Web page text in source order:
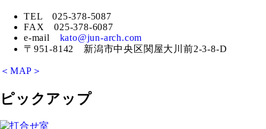
TEL 025-378-5087
FAX 025-378-6087
e-mail kato@jun-arch.com
〒951-8142 新潟市中央区関屋大川前2-3-8-D
＜MAP＞
ピックアップ